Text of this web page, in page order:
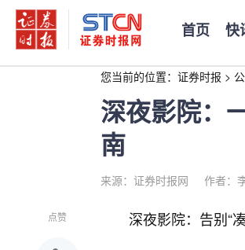
首页 快
您当前的位置： 证券时报 >
深夜影院：
南
来源：证券时报网 作者：
点赞 深夜影院：告别“